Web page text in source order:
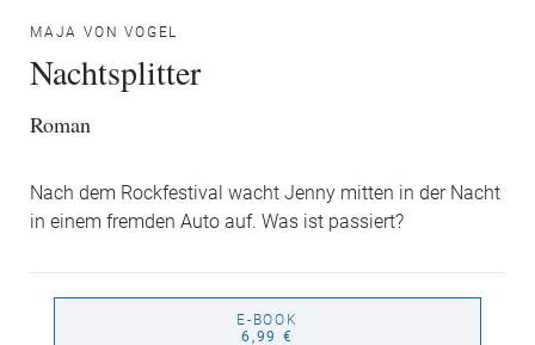
MAJA VON VOGEL
Nachtsplitter
Roman
Nach dem Rockfestival wacht Jenny mitten in der Nacht
in einem fremden Auto auf. Was ist passiert?
E-BOOK
6,99 €